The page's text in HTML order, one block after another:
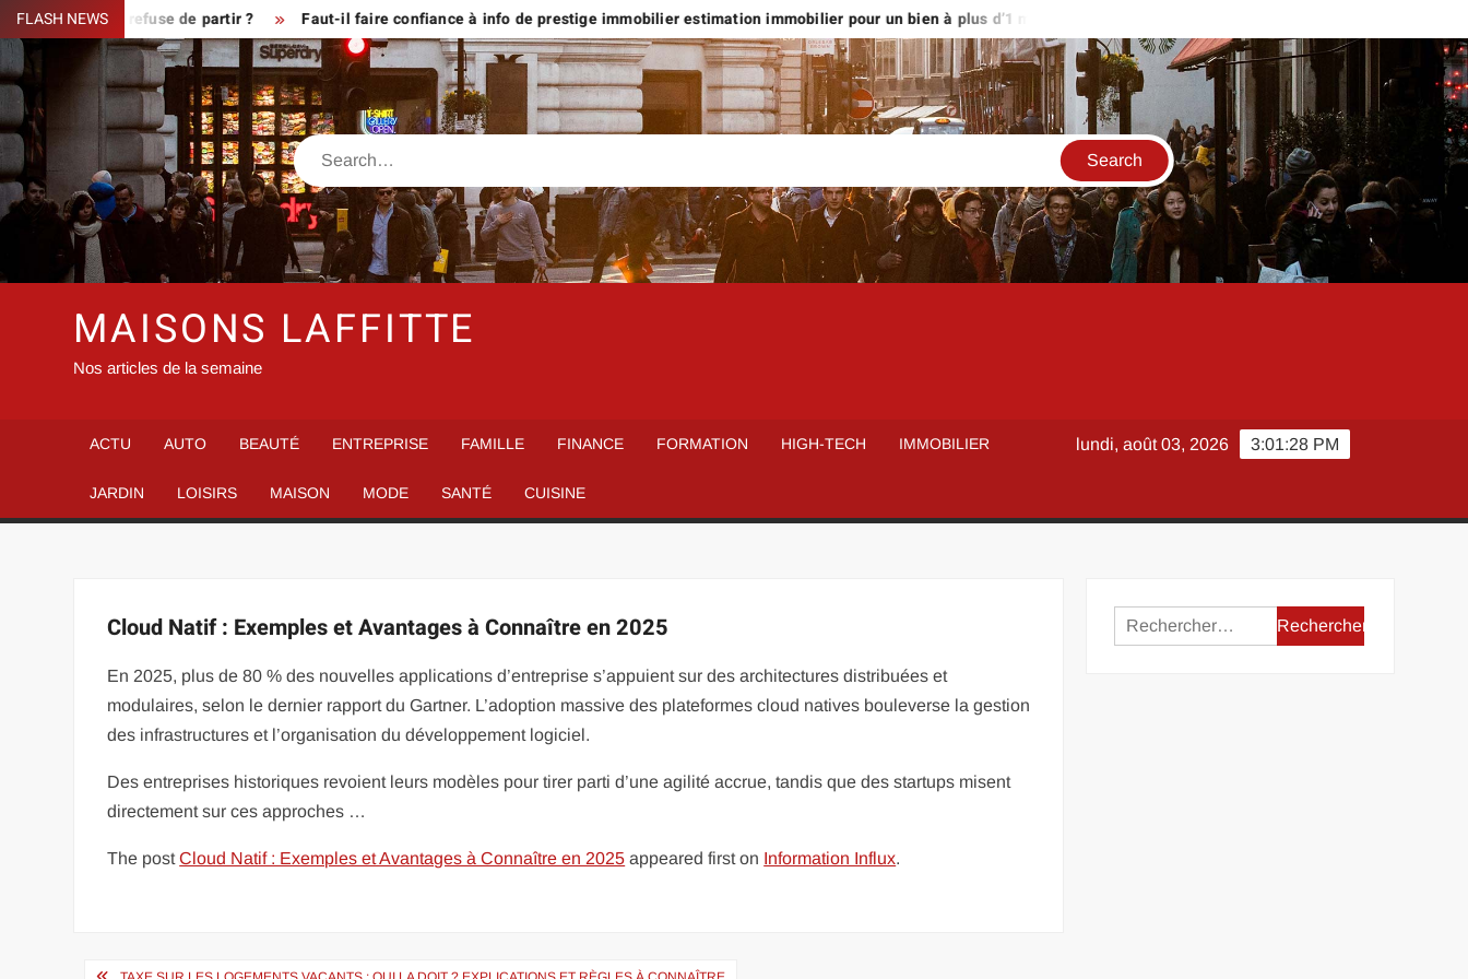
Skip
to
content
FLASH NEWS
le fermier refuse de partir ? Faut-il faire confiance à info de prestige immobilier estimation immobilier pour un bien à plus d’1 million d’euros ?
Search
MAISONS LAFFITTE
Nos articles de la semaine
ACTU AUTO BEAUTÉ ENTREPRISE FAMILLE FINANCE FORMATION HIGH-TECH IMMOBILIER
JARDIN LOISIRS MAISON MODE SANTÉ CUISINE
3:01:28 PM
lundi, août 03, 2026
Cloud Natif : Exemples et Avantages à Connaître en 2025
En 2025, plus de 80 % des nouvelles applications d’entreprise s’appuient sur des architectures distribuées et
modulaires, selon le dernier rapport du Gartner. L’adoption massive des plateformes cloud natives bouleverse la gestion
des infrastructures et l’organisation du développement logiciel.
Des entreprises historiques revoient leurs modèles pour tirer parti d’une agilité accrue, tandis que des startups misent
directement sur ces approches …
The postCloud Natif : Exemples et Avantages à Connaître en 2025 appeared first on Information Influx.
Rechercher :